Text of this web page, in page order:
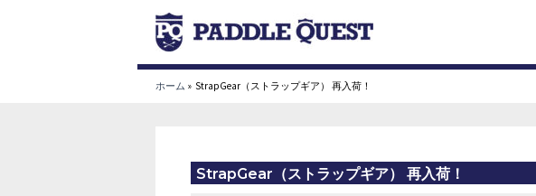
ホーム StrapGear（ストラップギア） 再入荷！
StrapGear（ストラップギア） 再入荷！